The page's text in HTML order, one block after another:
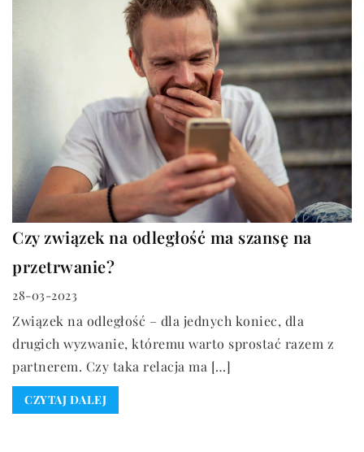
Czy związek na odległość ma szansę na
przetrwanie?
28-03-2023
Związek na odległość – dla jednych koniec, dla
drugich wyzwanie, któremu warto sprostać razem z
partnerem. Czy taka relacja ma […]
CZYTAJ DALEJ